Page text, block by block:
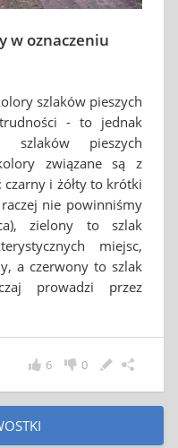
w oznaczeniu
szlaków pieszych
- to jednak
szlaków pieszych
związane są z
czarny i żółty to krótki
nie powinniśmy
zielony to szlak
miejsc,
a czerwony to szlak
prowadzi przez
0
6